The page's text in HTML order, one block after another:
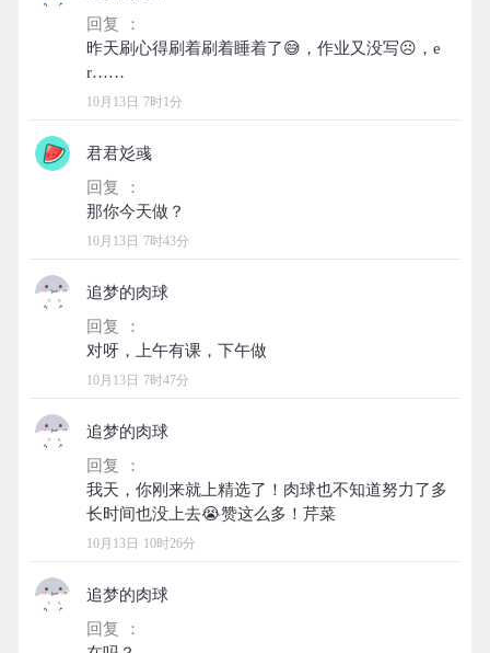
回复 ：
昨天刷心得刷着刷着睡着了😅，作业又没写☹️，e
10月13日 7时1分
君君彣彧
回复 ：
10月13日 7时43分
追梦的肉球
回复 ：
10月13日 7时47分
追梦的肉球
回复 ：
我天，你刚来就上精选了！肉球也不知道努力了多
10月13日 10时26分
追梦的肉球
回复 ：